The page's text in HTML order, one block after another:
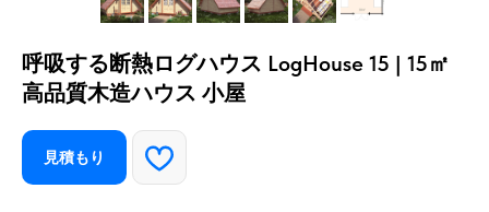
呼吸する断熱ログハウス LogHouse 15 | 15㎡
高品質木造ハウス 小屋
見積もり